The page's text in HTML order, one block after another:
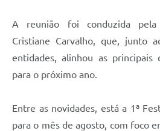
A reunião foi conduzida
Cristiane Carvalho, que, junto
entidades, alinhou as principais
para o próximo ano.
Entre as novidades, está a 1ª
para o mês de agosto, com foco